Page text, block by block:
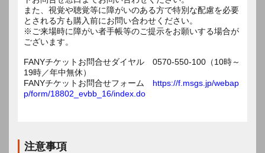
また、視覚や聴覚等に障がいのある方で特別な配慮を必要
とされる方も購入前にお問い合わせください。
※ご来場時に障がい者手帳等のご提示をお願いする場合が
ございます。
FANYチケットお問合せダイヤル 0570-550-100（10時～
19時／年中無休）
FANYチケットお問合せフォーム https://f.msgs.jp/webap
p/form/18802_evbb_16/index.do
注意事項